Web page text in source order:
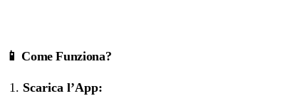
📱 Come Funziona?
Scarica l’App: